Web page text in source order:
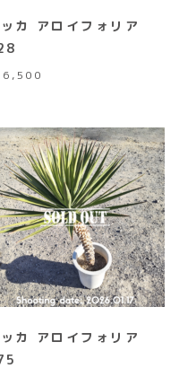
カ アロイフォリア
カ アロイフォリア